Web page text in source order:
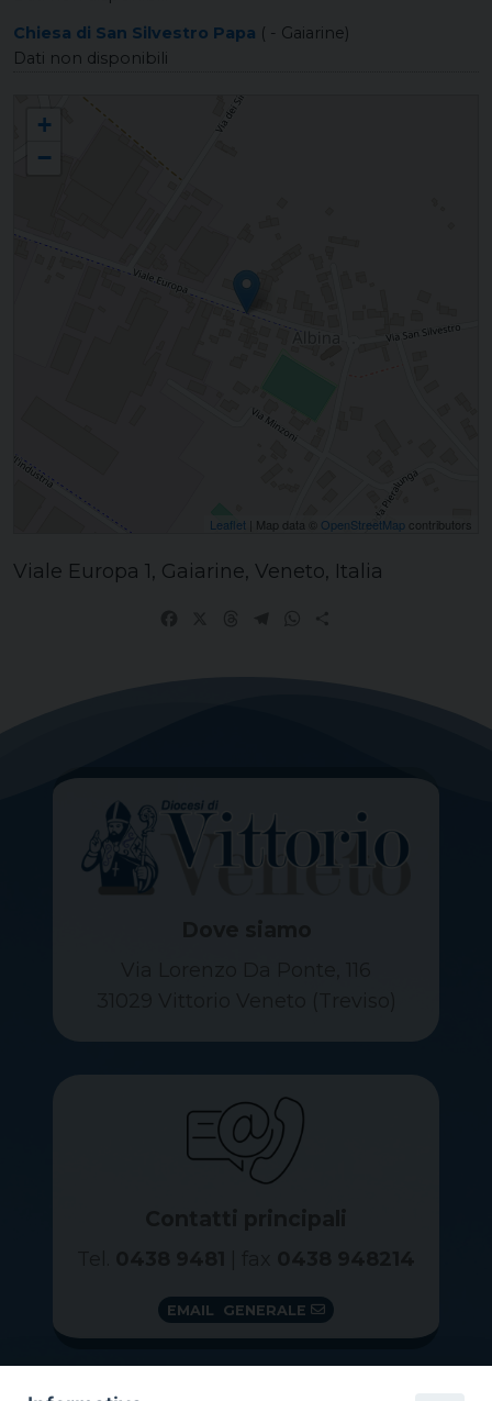
Chiesa di San Silvestro Papa ( - Gaiarine)
Dati non disponibili
ALBINA San Silvestro Papa
+
−
Leaflet | Map data © OpenStreetMap contributors
Viale Europa 1, Gaiarine, Veneto, Italia
EMAIL GENERALE